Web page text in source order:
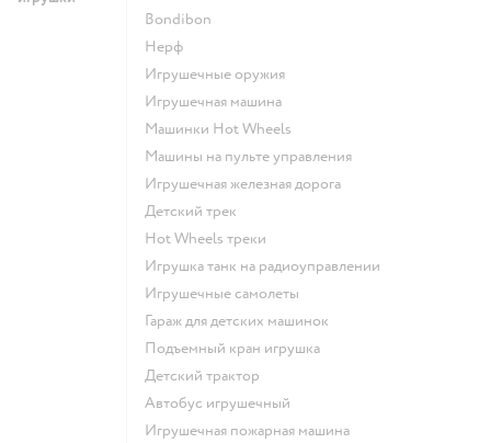
Bondibon
Нерф
Игрушечные оружия
Игрушечная машина
Машинки Hot Wheels
Машины на пульте управления
Игрушечная железная дорога
Детский трек
Hot Wheels треки
Игрушка танк на радиоуправлении
Игрушечные самолеты
Гараж для детских машинок
Подъемный кран игрушка
Детский трактор
Автобус игрушечный
Игрушечная пожарная машина